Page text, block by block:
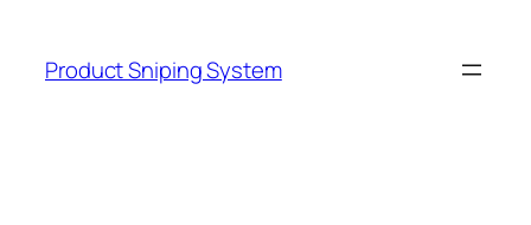
content
Product Sniping System